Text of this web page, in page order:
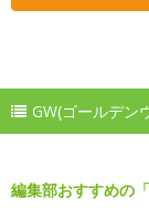
GW(ゴールデン
編集部おすすめの